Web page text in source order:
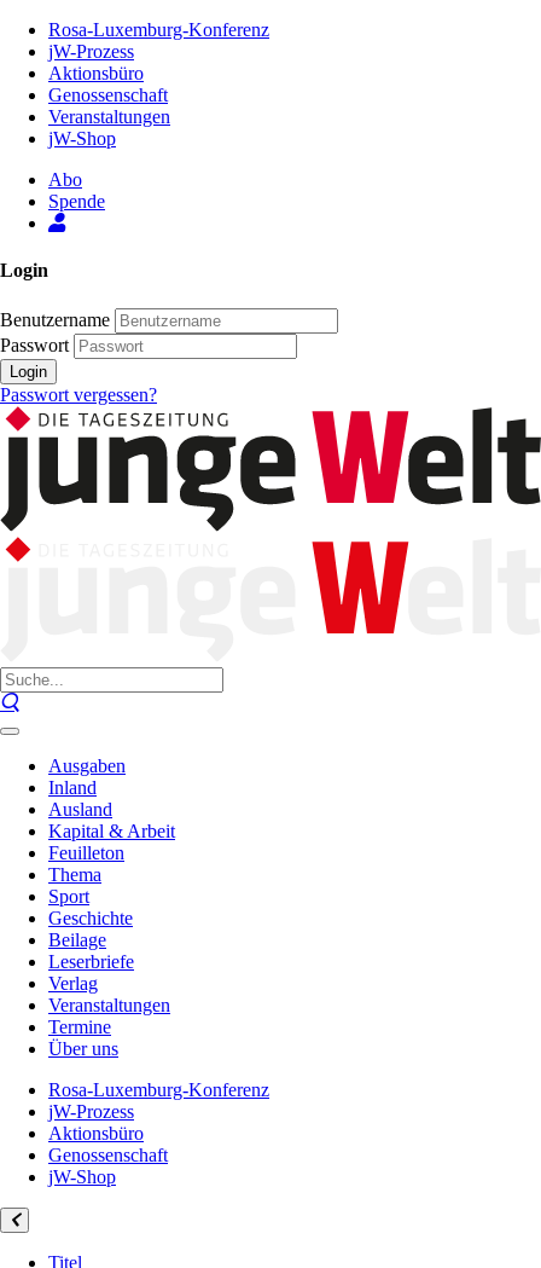
Inhalt
Seite
Rosa-Luxemburg-Konferenz
jW-Prozess
Aktionsbüro
Genossenschaft
Veranstaltungen
jW-Shop
Abo
Spende
Login
Benutzername
Passwort
Login
Passwort vergessen?
Ausgaben
Inland
Ausland
Kapital & Arbeit
Feuilleton
Thema
Sport
Geschichte
Beilage
Leserbriefe
Verlag
Veranstaltungen
Termine
Über uns
Rosa-Luxemburg-Konferenz
jW-Prozess
Aktionsbüro
Genossenschaft
jW-Shop
Titel